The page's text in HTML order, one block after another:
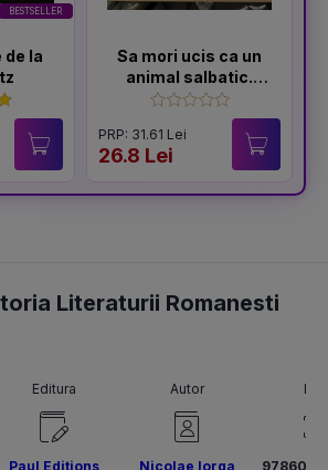
BESTSELLER
la
Sa mori ucis ca un
animal salbatic.
Seria Sfarsitul
Ceausestilor Vol.2
PRP: 31.61 Lei
26.8 Lei
Literaturii Romanesti
Editura
Paul Editions
Autor
Nicolae Iorga